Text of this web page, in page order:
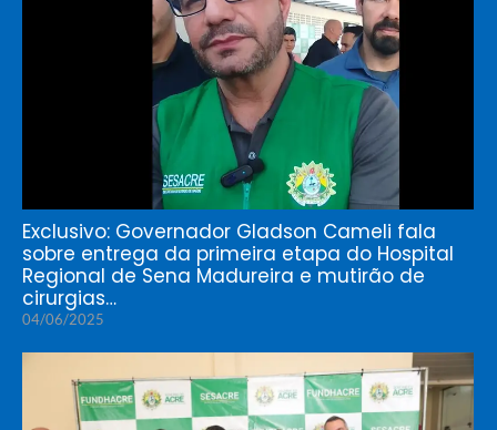
Exclusivo: Governador Gladson Cameli fala
sobre entrega da primeira etapa do Hospital
Regional de Sena Madureira e mutirão de
cirurgias…
04/06/2025